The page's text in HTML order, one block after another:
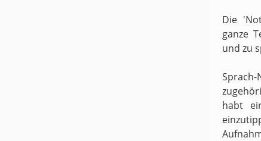
Die
ganze
und zu
habt